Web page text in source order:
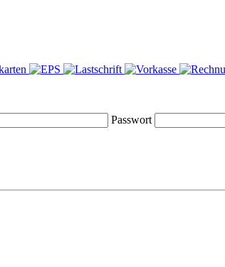
Passwort